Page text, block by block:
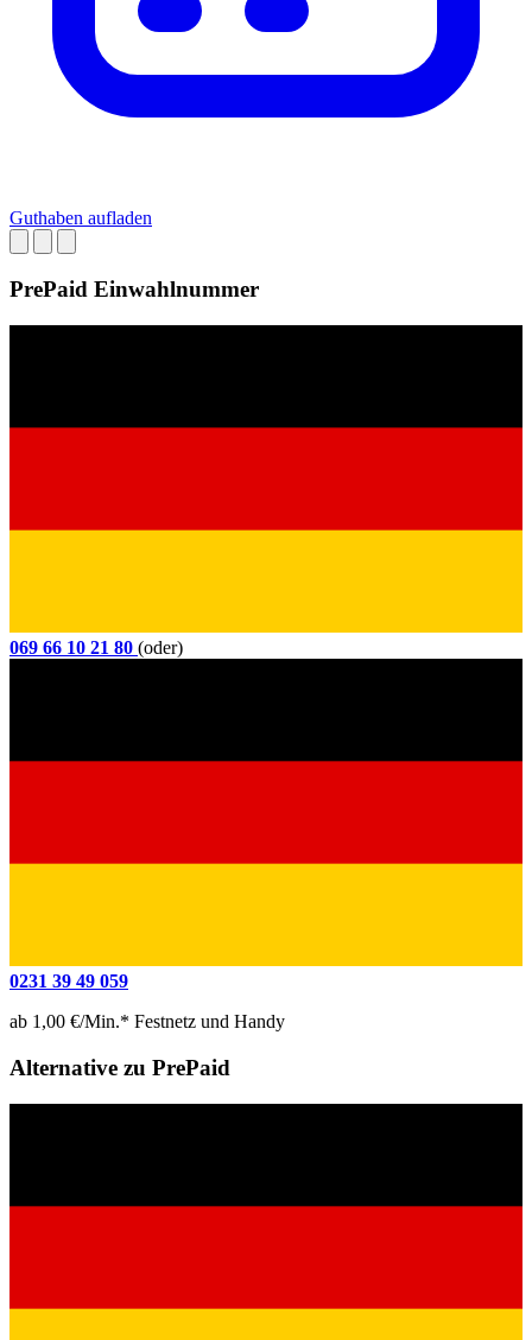
Guthaben aufladen
PrePaid Einwahlnummer
069 66 10 21 80 (oder)
0231 39 49 059
ab 1,00 €/Min.* Festnetz und Handy
Alternative zu PrePaid